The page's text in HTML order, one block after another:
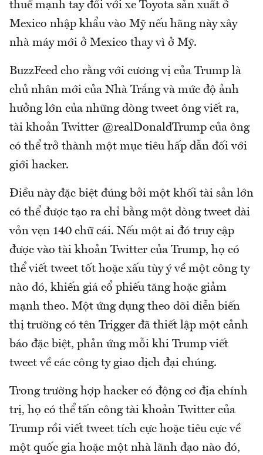
thuế mạnh tay đối với xe Toyota sản xuất ở
Mexico nhập khẩu vào Mỹ nếu hãng này xây
nhà máy mới ở Mexico thay vì ở Mỹ.
BuzzFeed cho rằng với cương vị của Trump là
chủ nhân mới của Nhà Trắng và mức độ ảnh
hưởng lớn của những dòng tweet ông viết ra,
tài khoản Twitter @realDonaldTrump của ông
có thể trở thành một mục tiêu hấp dẫn đối với
giới hacker.
Điều này đặc biệt đúng bởi một khối tài sản lớn
có thể được tạo ra chỉ bằng một dòng tweet dài
vỏn vẹn 140 chữ cái. Nếu một ai đó truy cập
được vào tài khoản Twitter của Trump, họ có
thể viết tweet tốt hoặc xấu tùy ý về một công ty
nào đó, khiến giá cổ phiếu tăng hoặc giảm
mạnh theo. Một ứng dụng theo dõi diễn biến
thị trường có tên Trigger đã thiết lập một cảnh
báo đặc biệt, phản ứng mỗi khi Trump viết
tweet về các công ty giao dịch đại chúng.
Trong trường hợp hacker có động cơ địa chính
trị, họ có thể tấn công tài khoản Twitter của
Trump rồi viết tweet tích cực hoặc tiêu cực về
một quốc gia hoặc một nhà lãnh đạo nào đó,